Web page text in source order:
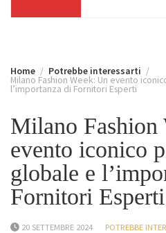
Home Potrebbe interessarti
Milano Fashion Week: Un evento
l’importanza di Fornitori Esperti
Milano Fashion
evento iconico
globale e
Fornitori Esperti
20 SETTEMBRE 2024 POTREBBE